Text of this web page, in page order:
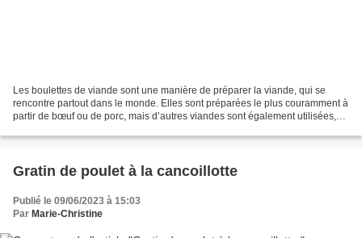
Les boulettes de viande sont une manière de préparer la viande, qui se
rencontre partout dans le monde. Elles sont préparées le plus couramment à
partir de bœuf ou de porc, mais d’autres viandes sont également utilisées,
Gratin de poulet à la cancoillotte
Publié le 09/06/2023 à 15:03
Par Marie-Christine